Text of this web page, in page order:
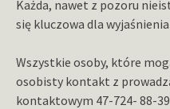
Każda, nawet z pozoru
się kluczowa dla
Wszystkie osoby, które
osobisty kontakt z
kontaktowym 47-724- 88-